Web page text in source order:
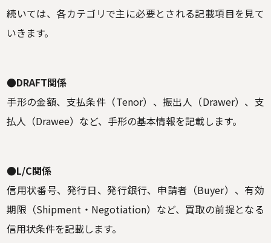
続いては、各カテゴリで主に必要とされる記載項目を見て
いきます。
●DRAFT関係
手形の金額、支払条件（Tenor）、振出人（Drawer）、支
払人（Drawee）など、手形の基本情報を記載します。
●L/C関係
信用状番号、発行日、発行銀行、申請者（Buyer）、有効
期限（Shipment・Negotiation）など、買取の前提となる
信用状条件を記載します。